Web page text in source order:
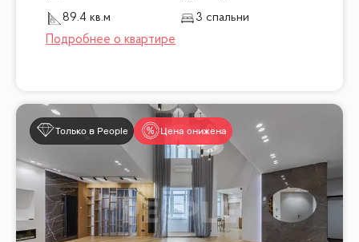
89.4 кв.м
3 спальни
Только в People Цена снижена